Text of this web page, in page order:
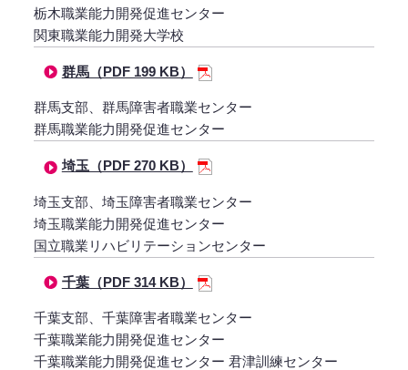
栃木職業能力開発促進センター
関東職業能力開発大学校
群馬（PDF 199 KB）
群馬支部、群馬障害者職業センター
群馬職業能力開発促進センター
埼玉（PDF 270 KB）
埼玉支部、埼玉障害者職業センター
埼玉職業能力開発促進センター
国立職業リハビリテーションセンター
千葉（PDF 314 KB）
千葉支部、千葉障害者職業センター
千葉職業能力開発促進センター
千葉職業能力開発促進センター 君津訓練センター